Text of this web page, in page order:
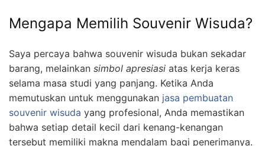
Mengapa Memilih Souvenir Wisuda?
Saya percaya bahwa souvenir wisuda bukan sekadar
barang, melainkan simbol apresiasi atas kerja keras
selama masa studi yang panjang. Ketika Anda
memutuskan untuk menggunakan jasa pembuatan
souvenir wisuda yang profesional, Anda memastikan
bahwa setiap detail kecil dari kenang-kenangan
tersebut memiliki makna mendalam bagi penerimanya.